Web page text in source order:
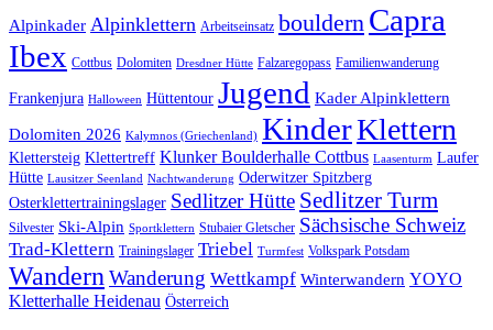
Alpinkader Alpinklettern Arbeitseinsatz bouldern Capra
Ibex Cottbus Dolomiten Dresdner Hütte Falzaregopass Familienwanderung
Frankenjura Halloween Hüttentour Jugend Kader Alpinklettern
Dolomiten 2026 Kalymnos (Griechenland) KinderKlettern
Klettersteig Klettertreff Klunker Boulderhalle Cottbus Laasenturm Laufer
Hütte Lausitzer Seenland Nachtwanderung Oderwitzer Spitzberg
Osterklettertrainingslager Sedlitzer Hütte Sedlitzer Turm
Silvester Ski-Alpin Sportklettern Stubaier Gletscher Sächsische Schweiz
Trad-Klettern Trainingslager Triebel Turmfest Volkspark Potsdam
Wandern Wanderung Wettkampf Winterwandern YOYO
Kletterhalle Heidenau Österreich